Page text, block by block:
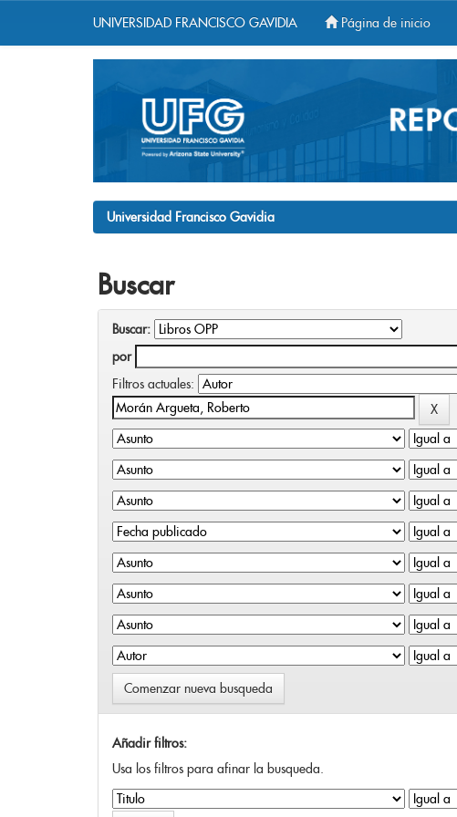
UNIVERSIDAD FRANCISCO GAVIDIA Página de inicio
Universidad Francisco Gavidia
Buscar
Buscar:
por
Filtros actuales:
Comenzar nueva busqueda
Añadir filtros:
Usa los filtros para afinar la busqueda.